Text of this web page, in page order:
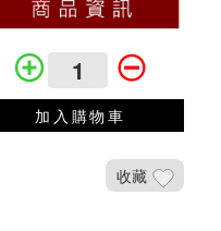
加入購物車
收藏